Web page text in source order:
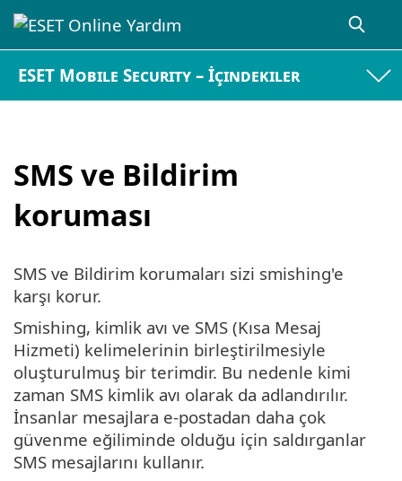
ESET Mobile Security – İçindekiler
SMS ve Bildirim
koruması
SMS ve Bildirim korumaları sizi smishing'e
karşı korur.
Smishing, kimlik avı ve SMS (Kısa Mesaj
Hizmeti) kelimelerinin birleştirilmesiyle
oluşturulmuş bir terimdir. Bu nedenle kimi
zaman SMS kimlik avı olarak da adlandırılır.
İnsanlar mesajlara e-postadan daha çok
güvenme eğiliminde olduğu için saldırganlar
SMS mesajlarını kullanır.